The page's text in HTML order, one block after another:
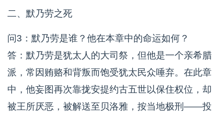
二、默乃劳之死
问3：默乃劳是谁？他在本章中的命运如何？
答：默乃劳是犹太人的大司祭，但他是一个亲希腊
派，常因贿赂和背叛而饱受犹太民众唾弃。在此章
中，他妄图再次靠拢安提约古五世以保住权位，却
被王所厌恶，被解送至贝洛雅，按当地极刑——投